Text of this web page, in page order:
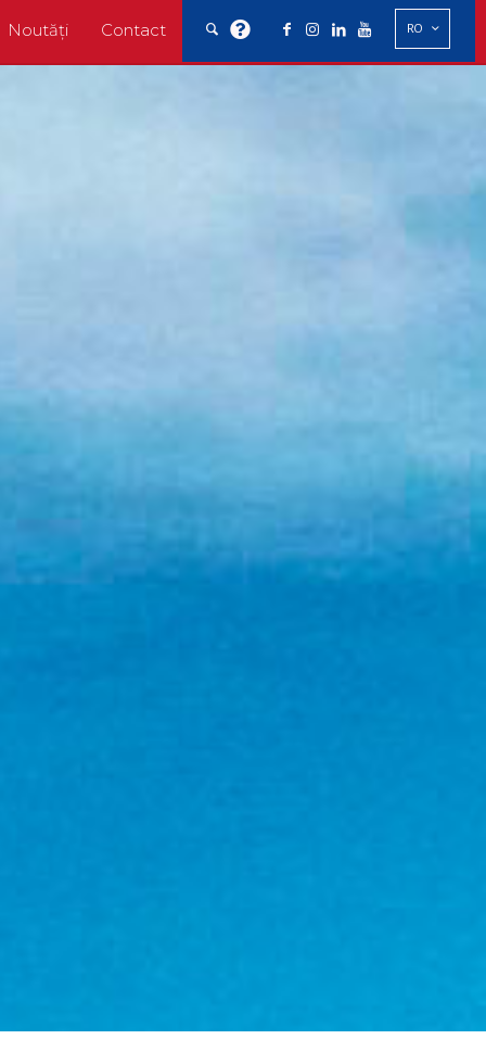
Noutăți Contact RO